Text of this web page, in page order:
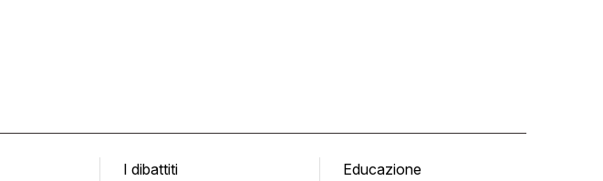
I dibattiti
Educazione